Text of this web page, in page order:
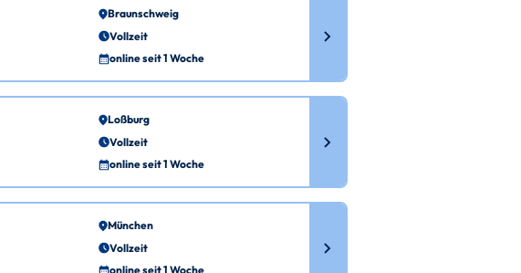
Braunschweig
Vollzeit
online seit 1 Woche
Loßburg
Vollzeit
online seit 1 Woche
München
Vollzeit
online seit 1 Woche